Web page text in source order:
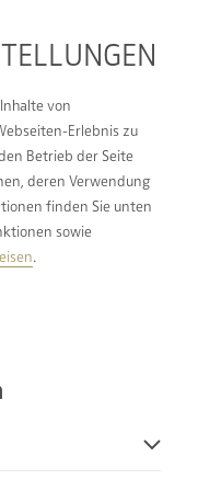
von
Erlebnis zu
Betrieb der Seite
deren Verwendung
finden Sie unten
sowie
.
– IHR
AUS
eigenen